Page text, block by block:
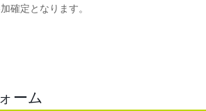
確定となります。
ーム